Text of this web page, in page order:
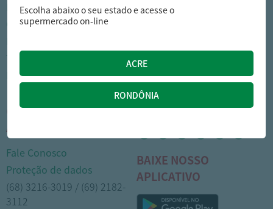
Nossas lojas
Cartão Arasuper
Trabalhe Conosco
Portal do colaborador
Como comprar
Trocas e devoluções
Formas de pagamento
CENTRAL DE
ATENDIMENTO
Fale Conosco
Proteção de dados
(68) 3216-3019 / (69) 2182-
3112
MÍDIAS SOCIAIS
BAIXE NOSSO
APLICATIVO
Escolha abaixo o seu estado e acesse o
supermercado on-line